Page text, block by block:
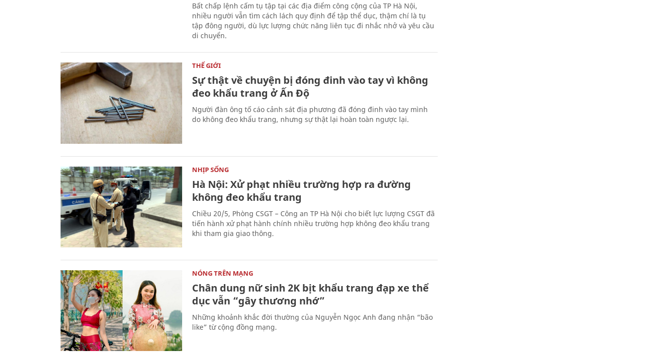
Bất chấp lệnh cấm tụ tập tại các địa điểm công cộng của TP Hà Nội,
nhiều người vẫn tìm cách lách quy định để tập thể dục, thậm chí là tụ
tập đông người, dù lực lượng chức năng liên tục đi nhắc nhở và yêu cầu
di chuyển.
THẾ GIỚI
Sự thật về chuyện bị đóng đinh vào tay vì không
đeo khẩu trang ở Ấn Độ
Người đàn ông tố cáo cảnh sát địa phương đã đóng đinh vào tay mình
do không đeo khẩu trang, nhưng sự thật lại hoàn toàn ngược lại.
NHỊP SỐNG
Hà Nội: Xử phạt nhiều trường hợp ra đường
không đeo khẩu trang
Chiều 20/5, Phòng CSGT – Công an TP Hà Nội cho biết lực lượng CSGT đã
tiến hành xử phạt hành chính nhiều trường hợp không đeo khẩu trang
khi tham gia giao thông.
NÓNG TRÊN MẠNG
Chân dung nữ sinh 2K bịt khẩu trang đạp xe thể
dục vẫn “gây thương nhớ”
Những khoảnh khắc đời thường của Nguyễn Ngọc Anh đang nhận “bão
like” từ cộng đồng mạng.